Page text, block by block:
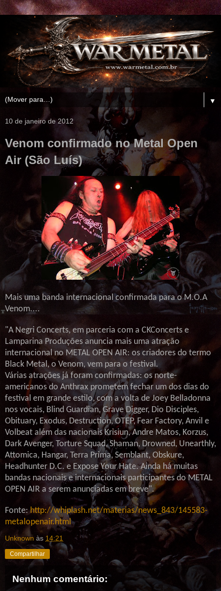
▼
10 de janeiro de 2012
Venom confirmado no Metal Open
Air (São Luís)
Mais uma banda internacional confirmada para o M.O.A
Venom....
"A Negri Concerts, em parceria com a CKConcerts e
Lamparina Produções anuncia mais uma atração
internacional no METAL OPEN AIR: os criadores do termo
Black Metal, o Venom, vem para o festival.
Várias atrações já foram confirmadas: os norte-
americanos do Anthrax prometem fechar um dos dias do
festival em grande estilo, com a volta de Joey Belladonna
nos vocais, Blind Guardian, Grave Digger, Dio Disciples,
Obituary, Exodus, Destruction, OTEP, Fear Factory, Anvil e
Volbeat além das nacionais Krisiun, Andre Matos, Korzus,
Dark Avenger, Torture Squad, Shaman, Drowned, Unearthly,
Attomica, Hangar, Terra Prima, Semblant, Obskure,
Headhunter D.C. e Expose Your Hate. Ainda há muitas
bandas nacionais e internacionais participantes do METAL
OPEN AIR a serem anunciadas em breve".
Fonte:http://whiplash.net/materias/news_843/145583-
metalopenair.html
Unknown às 14:21
Compartilhar
Nenhum comentário: